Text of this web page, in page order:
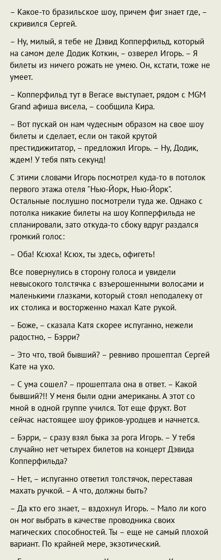
– Какое-то бразильское шоу, причем фиг знает где, –
скривился Сергей.
– Ну, милый, я тебе не Дэвид Копперфильд, который
на самом деле Додик Коткин, – озверел Игорь. – Я
билеты из ничего рожать не умею. Он, кстати, тоже не
умеет.
– Копперфильд тут в Вегасе выступает, рядом с MGM
Grand афиша висела, – сообщила Кира.
– Вот пускай он нам чудесным образом на свое шоу
билеты и сделает, если он такой крутой
престидижитатор, – предложил Игорь. – Ну, Додик,
ждем! У тебя пять секунд!
С этими словами Игорь посмотрел куда-то в потолок
первого этажа отеля "Нью-Йорк, Нью-Йорк".
Остальные послушно посмотрели туда же. Однако с
потолка никакие билеты на шоу Копперфильда не
спланировали, зато откуда-то сбоку вдруг раздался
громкий голос:
– Оба! Ксюха! Ксюх, ты здесь, офигеть!
Все повернулись в сторону голоса и увидели
невысокого толстячка с взъерошенными волосами и
маленькими глазками, который стоял неподалеку от
их столика и восторженно махал Кате рукой.
– Боже, – сказала Катя скорее испуганно, нежели
радостно, – Бэрри?
– Это что, твой бывший? – ревниво прошептал Сергей
Кате на ухо.
– С ума сошел? – прошептала она в ответ. – Какой
бывший?!! У меня были одни американы. А этот со
мной в одной группе учился. Тот еще фрукт. Вот
сейчас настоящее шоу фриков-уродцев и начнется.
– Бэрри, – сразу взял быка за рога Игорь. – У тебя
случайно нет четырех билетов на концерт Дэвида
Копперфильда?
– Нет, – испуганно ответил толстячок, переставая
махать ручкой. – А что, должны быть?
– Да кто его знает, – вздохнул Игорь. – Мало ли кого
он мог выбрать в качестве проводника своих
магических способностей. Ты – еще не самый плохой
вариант. По крайней мере, экзотический.